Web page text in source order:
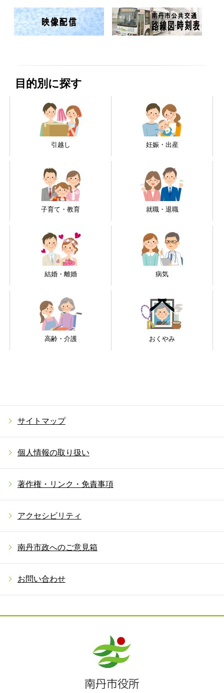
目的別に探す
引越し 妊娠・出産
子育て・教育 就職・退職
結婚・離婚 病気
高齢・介護 おくやみ
サイトマップ
個人情報の取り扱い
著作権・リンク・免責事項
アクセシビリティ
南丹市政へのご意見箱
お問い合わせ